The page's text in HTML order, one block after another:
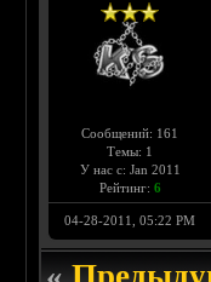
Сообщений: 161
Темы: 1
У нас с: Jan 2011
Рейтинг: 6
04-28-2011, 05:22 PM